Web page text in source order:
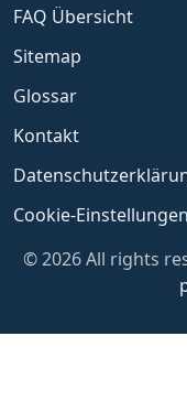
FAQ Übersicht
Sitemap
Glossar
Kontakt
Cookie-Einstellungen
© 2026 All rights